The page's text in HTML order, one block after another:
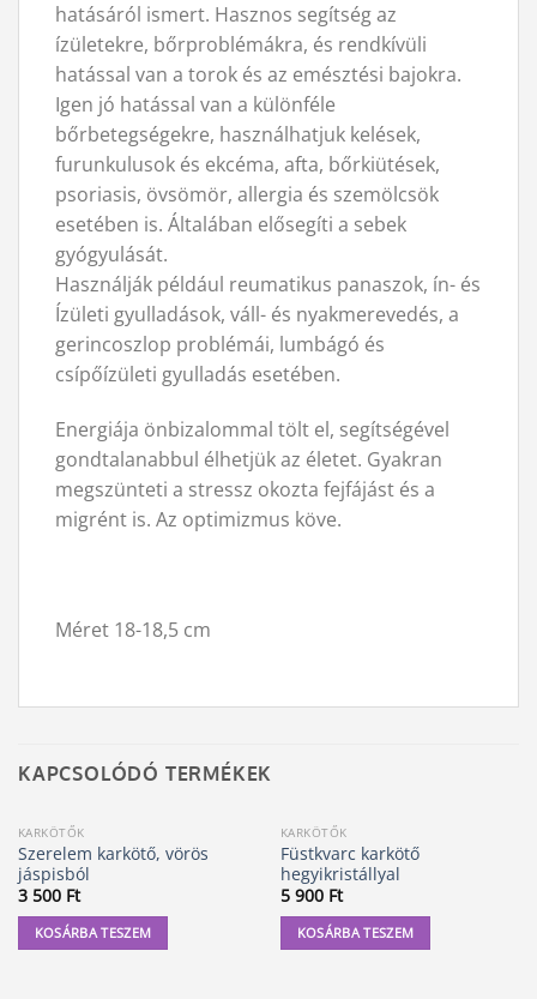
hatásáról ismert. Hasznos segítség az
ízületekre, bőrproblémákra, és rendkívüli
hatással van a torok és az emésztési bajokra.
Igen jó hatással van a különféle
bőrbetegségekre, használhatjuk kelések,
furunkulusok és ekcéma, afta, bőrkiütések,
psoriasis, övsömör, allergia és szemölcsök
esetében is. Általában elősegíti a sebek
gyógyulását.
Használják például reumatikus panaszok, ín- és
Ízületi gyulladások, váll- és nyakmerevedés, a
gerincoszlop problémái, lumbágó és
csípőízületi gyulladás esetében.
Energiája önbizalommal tölt el, segítségével
gondtalanabbul élhetjük az életet. Gyakran
megszünteti a stressz okozta fejfájást és a
migrént is. Az optimizmus köve.
Méret 18-18,5 cm
KAPCSOLÓDÓ TERMÉKEK
KARKÖTŐK
Szerelem karkötő, vörös
jáspisból
3 500 Ft
KOSÁRBA TESZEM
KARKÖTŐK
Füstkvarc karkötő
hegyikristállyal
5 900 Ft
KOSÁRBA TESZEM